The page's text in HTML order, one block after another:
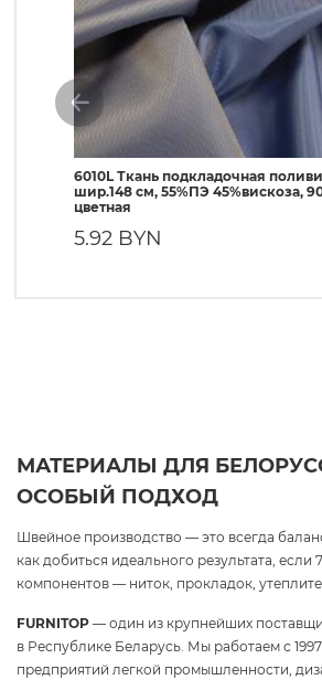
6010L Ткань подкладочная
шир.148 см, 55%ПЭ 45%вискоза,
цветная
5.92 BYN
МАТЕРИАЛЫ ДЛЯ
ОСОБЫЙ ПОДХОД
Швейное производство — это всегда
как добиться идеального результата,
компонентов — ниток, прокладок,
FURNITOP — один из крупнейших
в Республике Беларусь. Мы работаем с
предприятий легкой промышленности,